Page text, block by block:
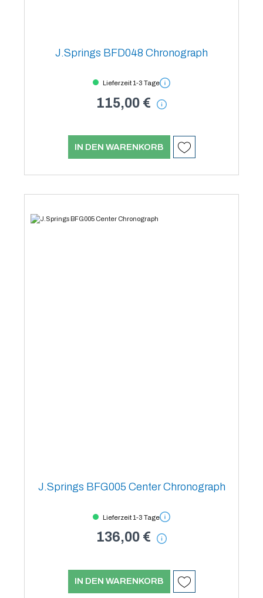
J.Springs BFD048 Chronograph
Lieferzeit 1-3 Tage
115,00 €
IN DEN WARENKORB
J.Springs BFG005 Center Chronograph
Lieferzeit 1-3 Tage
136,00 €
IN DEN WARENKORB